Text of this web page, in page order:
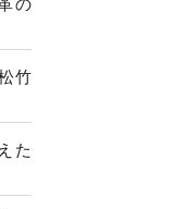
竹
た